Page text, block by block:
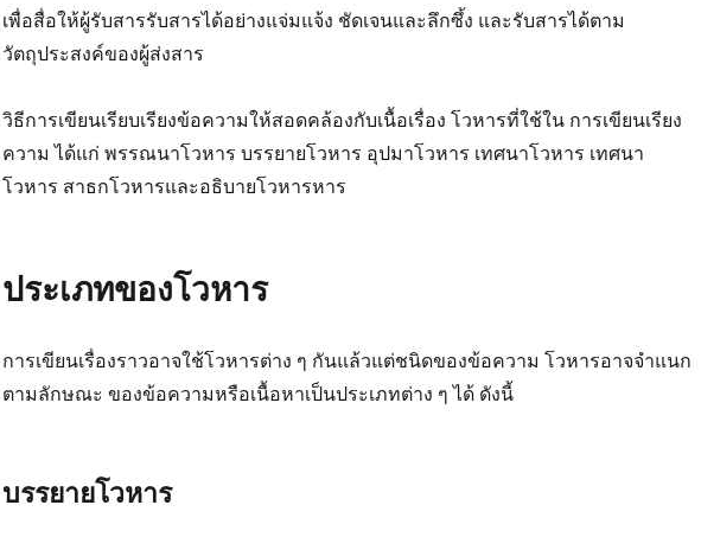
เพื่อสื่อให้ผู้รับสารรับสารได้อย่างแจ่มแจ้ง ชัดเจนและลึกซึ้ง และรับสารได้ตาม
วัตถุประสงค์ของผู้ส่งสาร
วิธีการเขียนเรียบเรียงข้อความให้สอดคล้องกับเนื้อเรื่อง โวหารที่ใช้ใน การเขียนเรียง
ความ ได้แก่ พรรณนาโวหาร บรรยายโวหาร อุปมาโวหาร เทศนาโวหาร เทศนา
โวหาร สาธกโวหารและอธิบายโวหารหาร
ประเภทของโวหาร
การเขียนเรื่องราวอาจใช้โวหารต่าง ๆ กันแล้วแต่ชนิดของข้อความ โวหารอาจจำแนก
ตามลักษณะ ของข้อความหรือเนื้อหาเป็นประเภทต่าง ๆ ได้ ดังนี้
บรรยายโวหาร